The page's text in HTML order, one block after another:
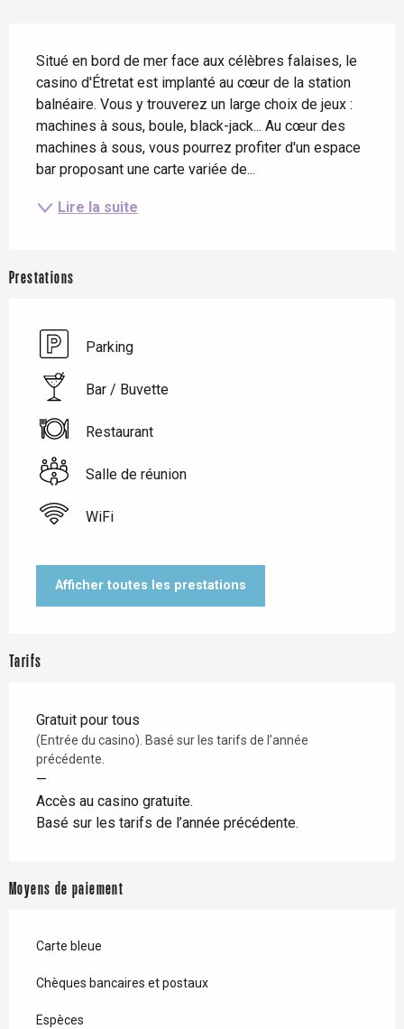
Situé en bord de mer face aux célèbres falaises, le
casino d'Étretat est implanté au cœur de la station
balnéaire. Vous y trouverez un large choix de jeux :
machines à sous, boule, black-jack... Au cœur des
machines à sous, vous pourrez profiter d'un espace
bar proposant une carte variée de...
Lire la suite
Prestations
Parking
Bar / Buvette
Restaurant
Salle de réunion
WiFi
Afficher toutes les prestations
Tarifs
Gratuit pour tous
(Entrée du casino). Basé sur les tarifs de l’année
précédente.
—
Accès au casino gratuite.
Basé sur les tarifs de l’année précédente.
Moyens de paiement
Carte bleue
Chèques bancaires et postaux
Espèces